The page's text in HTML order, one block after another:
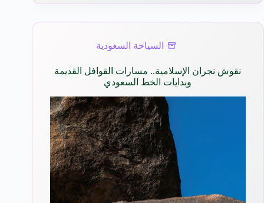
السياحة السعودية
نقوش نجران الإسلامية.. مسارات القوافل القديمة
وبدايات الخط السعودي